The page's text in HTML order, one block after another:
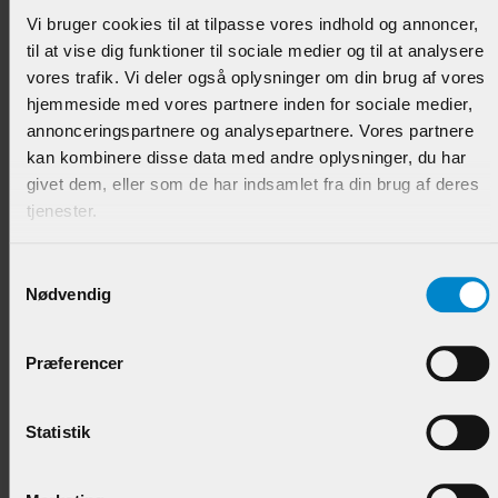
Vi bruger cookies til at tilpasse vores indhold og annoncer,
til at vise dig funktioner til sociale medier og til at analysere
vores trafik. Vi deler også oplysninger om din brug af vores
hjemmeside med vores partnere inden for sociale medier,
annonceringspartnere og analysepartnere. Vores partnere
kan kombinere disse data med andre oplysninger, du har
givet dem, eller som de har indsamlet fra din brug af deres
tjenester.
Nødvendig
Præferencer
Statistik
109,95 DKK/M